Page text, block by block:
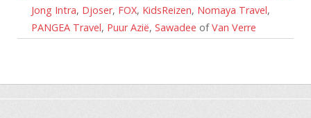
Jong Intra, Djoser, FOX, KidsReizen, Nomaya Travel,
PANGEA Travel, Puur Azië, Sawadee ofVan Verre